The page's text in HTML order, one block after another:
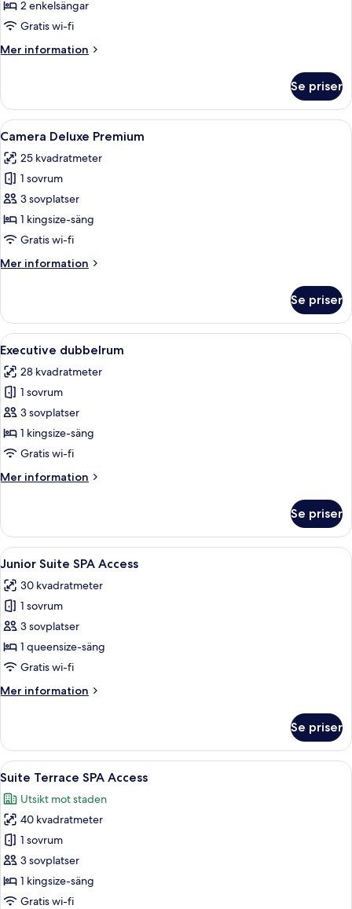
Deluxe
2 enkelsängar
Gratis wi-fi
Mer information
Mer
Deluxe
Se priser
Öppna
alla
foton
för
Camera
Deluxe
Premium
Ett hotellrum med en säng, ett
8
Camera Deluxe Premium
25 kvadratmeter
1 sovrum
3 sovplatser
1 kingsize-säng
Gratis wi-fi
Mer information
Mer
Deluxe
Premium
Se priser
Öppna
alla
foton
för
Executive
dubbelrum
Ett modernt hotellrum med en stor
8
Executive dubbelrum
28 kvadratmeter
1 sovrum
3 sovplatser
1 kingsize-säng
Gratis wi-fi
Mer information
Mer
dubbelrum
Se priser
Öppna
alla
foton
för
Junior
Suite
SPA
Ett modernt hotellrum med en
8
Junior Suite SPA Access
30 kvadratmeter
1 sovrum
3 sovplatser
1 queensize-säng
Gratis wi-fi
Mer information
Mer
Suite
SPA
Access
Se priser
Öppna
alla
foton
för
Suite
Terrace
SPA
Access
Ett hotellrum med en säng, en stol,
9
Suite Terrace SPA Access
Utsikt mot staden
40 kvadratmeter
1 sovrum
3 sovplatser
1 kingsize-säng
Gratis wi-fi